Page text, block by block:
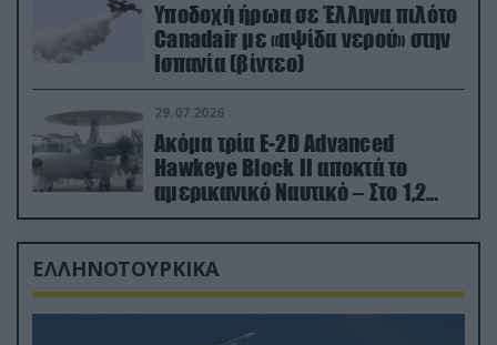
Υποδοχή ήρωα σε Έλληνα πιλότο
Canadair με «αψίδα νερού» στην
Ισπανία (βίντεο)
29.07.2026
Ακόμα τρία E-2D Advanced
Hawkeye Block II αποκτά το
αμερικανικό Ναυτικό – Στο 1,2
δισ.δολάρια το κόστος
ΕΛΛΗΝΟΤΟΥΡΚΙΚΑ